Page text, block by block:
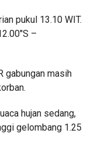
pukul 13.10 WIT.
–
gabungan masih
hujan sedang,
gelombang 1.25